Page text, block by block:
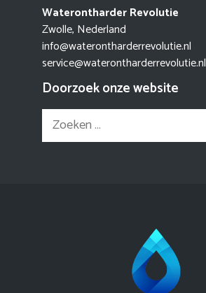
Waterontharder Revolutie
Zwolle, Nederland
info@waterontharderrevolutie.nl
service@waterontharderrevolutie.nl
Doorzoek onze website
Zoek
naar: